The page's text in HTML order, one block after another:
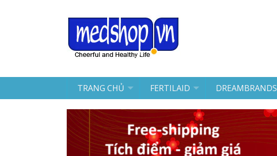
TRANG CHỦ FERTILAID DREAMBRANDS